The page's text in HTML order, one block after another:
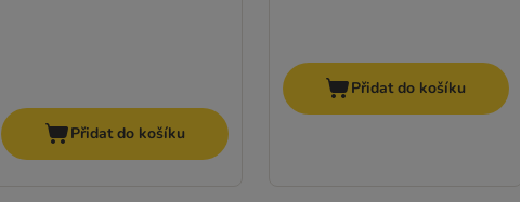
Přidat do košíku
Přidat do košíku